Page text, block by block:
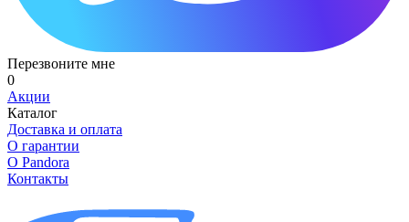
Перезвоните мне
0
Акции
Каталог
Доставка и оплата
О гарантии
О Pandora
Контакты